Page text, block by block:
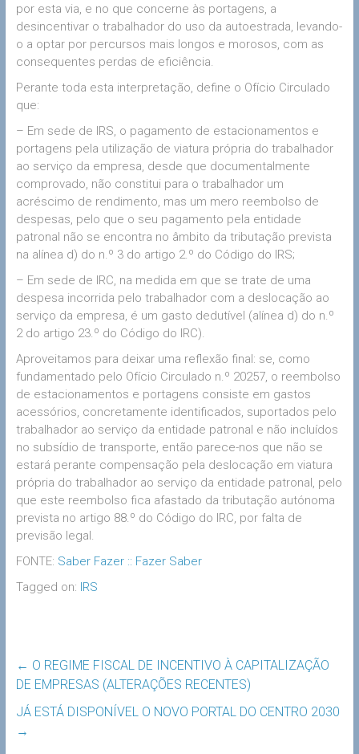
por esta via, e no que concerne às portagens, a
desincentivar o trabalhador do uso da autoestrada, levando-
o a optar por percursos mais longos e morosos, com as
consequentes perdas de eficiência.
Perante toda esta interpretação, define o Ofício Circulado
que:
– Em sede de IRS, o pagamento de estacionamentos e
portagens pela utilização de viatura própria do trabalhador
ao serviço da empresa, desde que documentalmente
comprovado, não constitui para o trabalhador um
acréscimo de rendimento, mas um mero reembolso de
despesas, pelo que o seu pagamento pela entidade
patronal não se encontra no âmbito da tributação prevista
na alínea d) do n.º 3 do artigo 2.º do Código do IRS;
– Em sede de IRC, na medida em que se trate de uma
despesa incorrida pelo trabalhador com a deslocação ao
serviço da empresa, é um gasto dedutível (alínea d) do n.º
2 do artigo 23.º do Código do IRC).
Aproveitamos para deixar uma reflexão final: se, como
fundamentado pelo Ofício Circulado n.º 20257, o reembolso
de estacionamentos e portagens consiste em gastos
acessórios, concretamente identificados, suportados pelo
trabalhador ao serviço da entidade patronal e não incluídos
no subsídio de transporte, então parece-nos que não se
estará perante compensação pela deslocação em viatura
própria do trabalhador ao serviço da entidade patronal, pelo
que este reembolso fica afastado da tributação autónoma
prevista no artigo 88.º do Código do IRC, por falta de
previsão legal.
FONTE: Saber Fazer :: Fazer Saber
Tagged on: IRS
← O REGIME FISCAL DE INCENTIVO À CAPITALIZAÇÃO
DE EMPRESAS (ALTERAÇÕES RECENTES)
JÁ ESTÁ DISPONÍVEL O NOVO PORTAL DO CENTRO 2030
→